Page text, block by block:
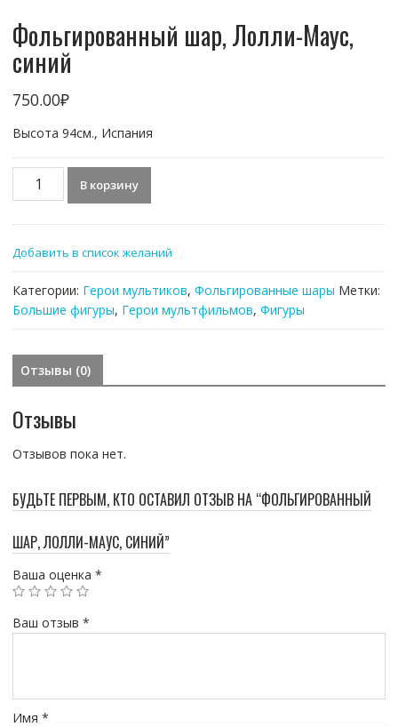
Фольгированный шар, Лолли-Маус,
синий
750.00₽
Высота 94см., Испания
Количество
товара
Лолли-
Маус,
синий
В корзину
Добавить в список желаний
Категории: Герои мультиков, Фольгированные шары Метки:
Большие фигуры, Герои мультфильмов, Фигуры
Отзывы (0)
Отзывы
Отзывов пока нет.
БУДЬТЕ ПЕРВЫМ, КТО ОСТАВИЛ ОТЗЫВ НА “ФОЛЬГИРОВАННЫЙ
ШАР, ЛОЛЛИ-МАУС, СИНИЙ”
Ваша оценка *
Ваш отзыв *
Имя *